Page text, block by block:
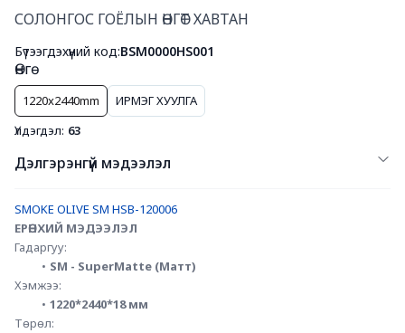
СОЛОНГОС ГОЁЛЫН ӨНГӨТ ХАВТАН
Бүтээгдэхүүний код:BSM0000HS001
Өнгө
1220x2440mm
ИРМЭГ ХУУЛГА
Үлдэгдэл: 63
Дэлгэрэнгүй мэдээлэл
SMOKE OLIVE SM HSB-120006
ЕРӨНХИЙ МЭДЭЭЛЭЛ
Гадаргуу:
SM - SuperMatte (Матт)
Хэмжээ:
1220*2440*18 мм
Төрөл: